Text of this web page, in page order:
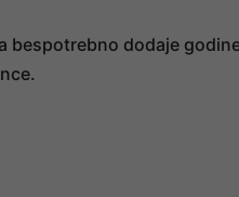
bespotrebno dodaje